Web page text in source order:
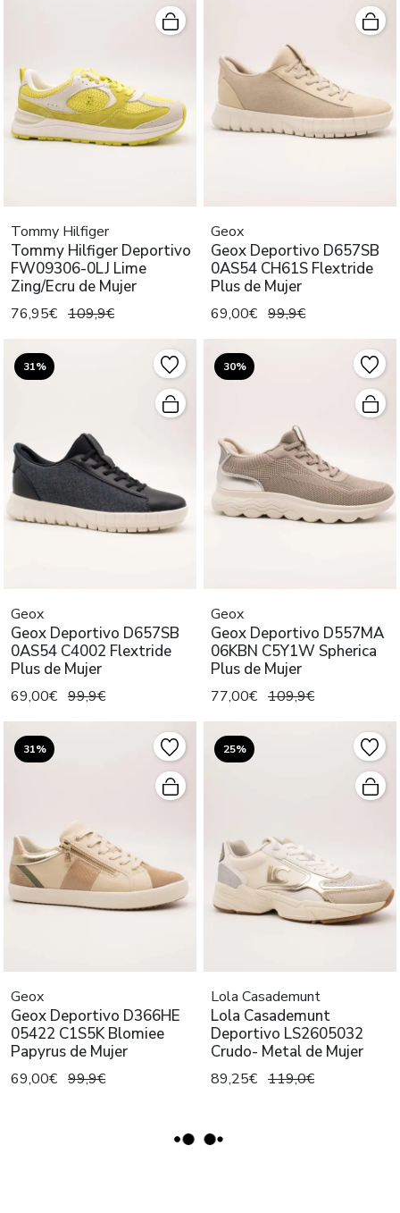
Tommy Hilfiger
Tommy Hilfiger Deportivo
FW09306-0LJ Lime
Zing/Ecru de Mujer
76,95€ 109,9€
Geox
Geox Deportivo D657SB
0AS54 CH61S Flextride
Plus de Mujer
69,00€ 99,9€
31%
Geox
Geox Deportivo D657SB
0AS54 C4002 Flextride
Plus de Mujer
69,00€ 99,9€
30%
Geox
Geox Deportivo D557MA
06KBN C5Y1W Spherica
Plus de Mujer
77,00€ 109,9€
31%
Geox
Geox Deportivo D366HE
05422 C1S5K Blomiee
Papyrus de Mujer
69,00€ 99,9€
25%
Lola Casademunt
Lola Casademunt
Deportivo LS2605032
Crudo- Metal de Mujer
89,25€ 119,0€